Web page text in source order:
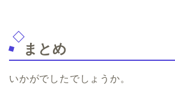
まとめ
いかがでしたでしょうか。